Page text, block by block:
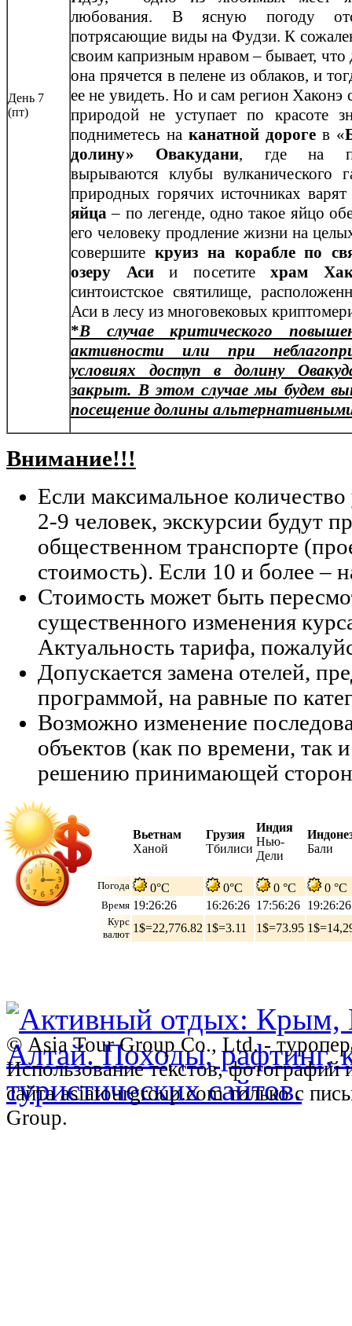
День 7
(пт)
любования. В ясную погоду
потрясающие виды на Фудзи. К
своим капризным нравом – бывает,
она прячется в пелене из облаков, и
ее не увидеть. Но и сам регион
природой не уступает по красоте
подниметесь на канатной дороге в «
долину» Овакудани, где на
вырываются клубы вулканического
природных горячих источниках
яйца – по легенде, одно такое яйцо
его человеку продление жизни на
совершите круиз на корабле по
озеру Асии посетите храм
синтоистское святилище,
Аси в лесу из многовековых
*В случае критического
активности или при
условиях доступ в долину
закрыт. В этом случае мы будем
посещение долины
Внимание!!!
Если максимальное количество
2-9 человек, экскурсии будут
общественном транспорте
стоимость). Если 10 и более –
Стоимость может быть
существенного изменения
Актуальность тарифа,
Допускается замена отелей,
программой, на равные по
Возможно изменение
объектов (как по времени, так
решению принимающей
Вьетнам
Ханой
Грузия
Тбилиси
Индия
Нью-
Дели
Бали
Погода 0°C 0°C 0 °C 0 °C
Время 19:26:27 16:26:27 17:56:27 19:26:27
Курс
валют 1$=22,776.82 1$=3.11 1$=73.95
© Asia Tour Group Co., Ltd. -
Использование текстов,
сайта asiatourgroup.com только с
Group.